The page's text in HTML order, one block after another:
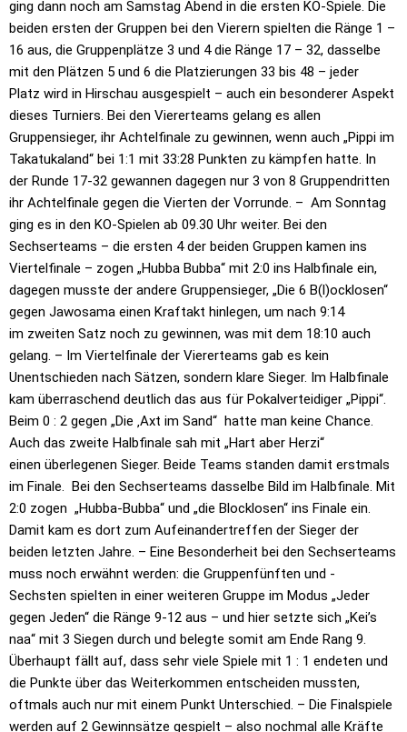
ging dann noch am Samstag Abend in die ersten KO-Spiele. Die
beiden ersten der Gruppen bei den Vierern spielten die Ränge 1 –
16 aus, die Gruppenplätze 3 und 4 die Ränge 17 – 32, dasselbe
mit den Plätzen 5 und 6 die Platzierungen 33 bis 48 – jeder
Platz wird in Hirschau ausgespielt – auch ein besonderer Aspekt
dieses Turniers. Bei den Viererteams gelang es allen
Gruppensieger, ihr Achtelfinale zu gewinnen, wenn auch „Pippi im
Takatukaland“ bei 1:1 mit 33:28 Punkten zu kämpfen hatte. In
der Runde 17-32 gewannen dagegen nur 3 von 8 Gruppendritten
ihr Achtelfinale gegen die Vierten der Vorrunde. – Am Sonntag
ging es in den KO-Spielen ab 09.30 Uhr weiter. Bei den
Sechserteams – die ersten 4 der beiden Gruppen kamen ins
Viertelfinale – zogen „Hubba Bubba“ mit 2:0 ins Halbfinale ein,
dagegen musste der andere Gruppensieger, „Die 6 B(l)ocklosen“
gegen Jawosama einen Kraftakt hinlegen, um nach 9:14
im zweiten Satz noch zu gewinnen, was mit dem 18:10 auch
gelang. – Im Viertelfinale der Viererteams gab es kein
Unentschieden nach Sätzen, sondern klare Sieger. Im Halbfinale
kam überraschend deutlich das aus für Pokalverteidiger „Pippi“.
Beim 0 : 2 gegen „Die ‚Axt im Sand“ hatte man keine Chance.
Auch das zweite Halbfinale sah mit „Hart aber Herzi“
einen überlegenen Sieger. Beide Teams standen damit erstmals
im Finale. Bei den Sechserteams dasselbe Bild im Halbfinale. Mit
2:0 zogen „Hubba-Bubba“ und „die Blocklosen“ ins Finale ein.
Damit kam es dort zum Aufeinandertreffen der Sieger der
beiden letzten Jahre. – Eine Besonderheit bei den Sechserteams
muss noch erwähnt werden: die Gruppenfünften und -
Sechsten spielten in einer weiteren Gruppe im Modus „Jeder
gegen Jeden“ die Ränge 9-12 aus – und hier setzte sich „Kei’s
naa“ mit 3 Siegen durch und belegte somit am Ende Rang 9.
Überhaupt fällt auf, dass sehr viele Spiele mit 1 : 1 endeten und
die Punkte über das Weiterkommen entscheiden mussten,
oftmals auch nur mit einem Punkt Unterschied. – Die Finalspiele
werden auf 2 Gewinnsätze gespielt – also nochmal alle Kräfte